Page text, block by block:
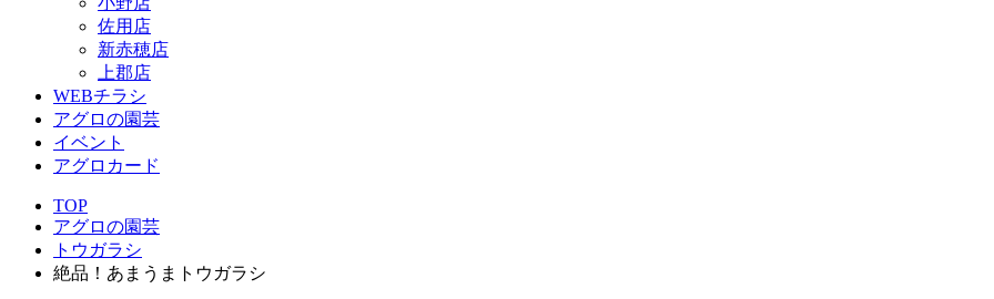
佐用店
新赤穂店
上郡店
WEBチラシ
アグロの園芸
イベント
アグロカード
TOP
アグロの園芸
トウガラシ
絶品！あまうまトウガラシ